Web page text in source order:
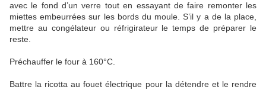
avec le fond d’un verre tout en essayant de faire remonter les
miettes embeurrées sur les bords du moule. S’il y a de la place,
mettre au congélateur ou réfrigirateur le temps de préparer le
reste.
Préchauffer le four à 160°C.
Battre la ricotta au fouet électrique pour la détendre et le rendre